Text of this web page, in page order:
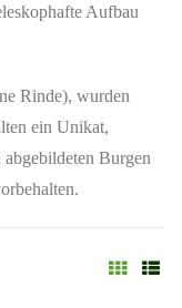
Aufbau
Rinde), wurden
ein Unikat,
Burgen